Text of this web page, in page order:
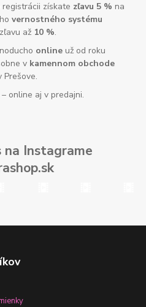
získate zľavu 5 % na
vernostného systému
až 10 %.
online už od roku
v kamennom obchode
Prešove.
online aj v predajni.
Instagrame